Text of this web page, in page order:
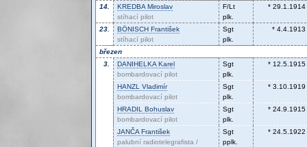
14.
KREDBAMiroslav
stíhací pilot
F/Lt
plk.
* 29.1.1914
23. BÖNISCH František
stíhací pilot
Sgt
plk.
* 4.4.1913
březen
3.
DANIHELKAKarel
bombardovací pilot
Sgt
plk.
* 12.5.1915
HANZL Vladimír
bombardovací pilot
Sgt
plk.
* 3.10.1919
HRADIL Bohuslav
bombardovací pilot
Sgt
plk.
* 24.9.1915
JANČAFrantišek
palubní radiotelegrafista /
Sgt
pplk.
* 24.5.1922